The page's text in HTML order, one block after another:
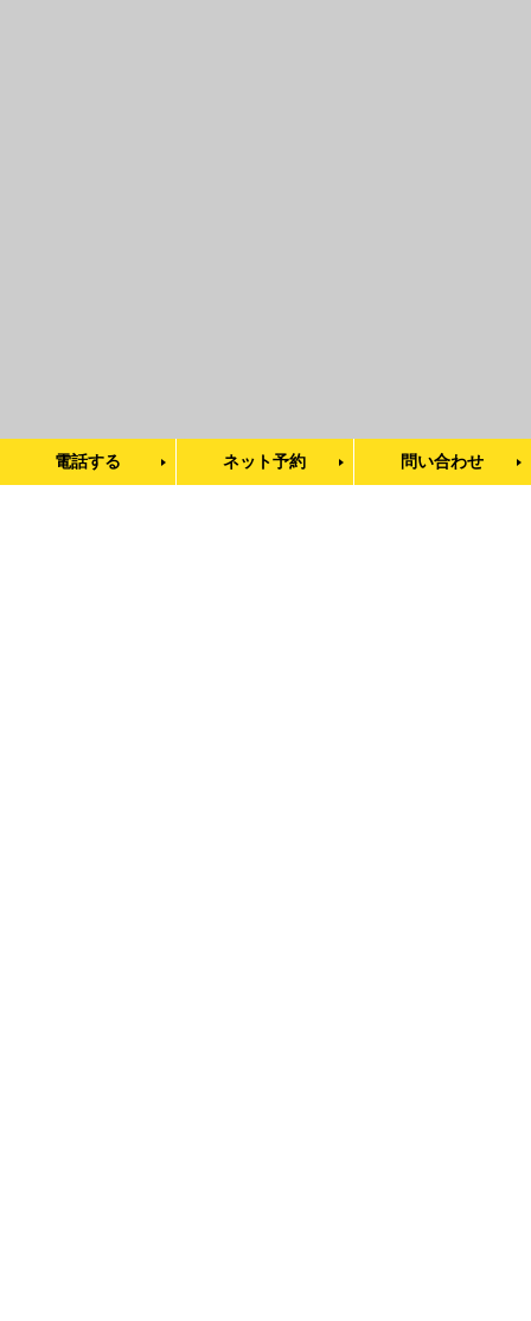
電話する ネット予約 問い合わせ